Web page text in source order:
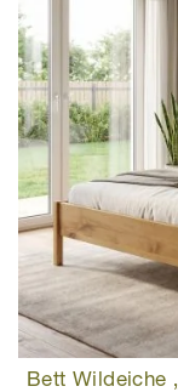
Bett Wildeiche